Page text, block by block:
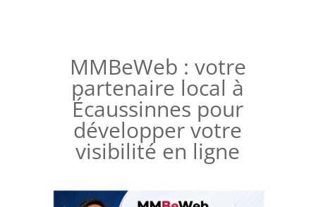
MMBeWeb : votre
partenaire local à
Écaussinnes pour
développer votre
visibilité en ligne